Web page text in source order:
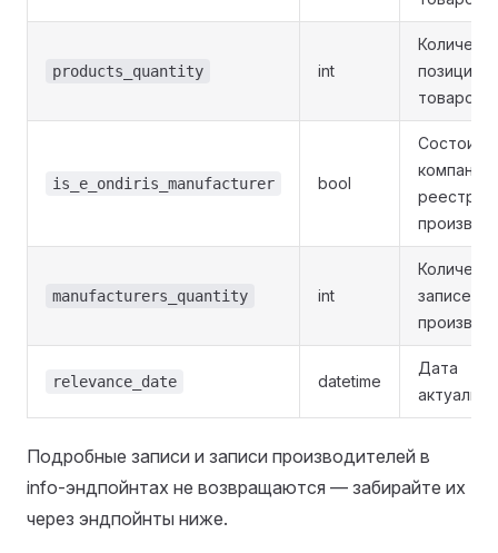
products_quantity int
позиций
товаров
is_e_ondiris_manufacturer bool
Состоит
компания
реестре
manufacturers_quantity int
записей
relevance_date datetime
Дата
Подробные записи и записи производителей в
info-эндпойнтах не возвращаются — забирайте их
через эндпойнты ниже.